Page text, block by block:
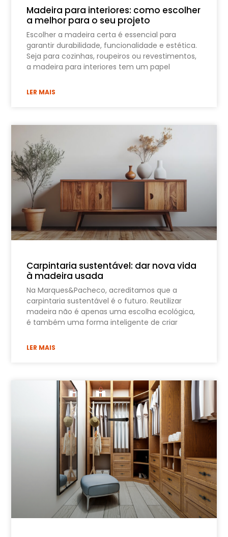
Madeira para interiores: como escolher
a melhor para o seu projeto
Escolher a madeira certa é essencial para
garantir durabilidade, funcionalidade e estética.
Seja para cozinhas, roupeiros ou revestimentos,
a madeira para interiores tem um papel
LER MAIS
Carpintaria sustentável: dar nova vida
à madeira usada
Na Marques&Pacheco, acreditamos que a
carpintaria sustentável é o futuro. Reutilizar
madeira não é apenas uma escolha ecológica,
é também uma forma inteligente de criar
LER MAIS